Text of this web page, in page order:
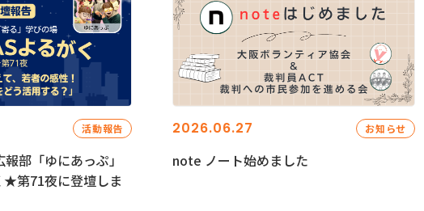
活動報告
部「ゆにあっぷ」
★第71夜に登壇しま
2026.06.27 お知らせ
note ノート始めました